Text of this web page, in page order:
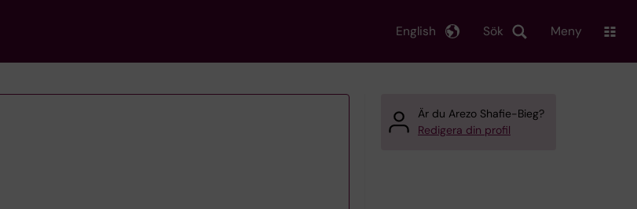
Sök
English Meny
Är du Arezo Shafie-Bieg?
Redigera din profil